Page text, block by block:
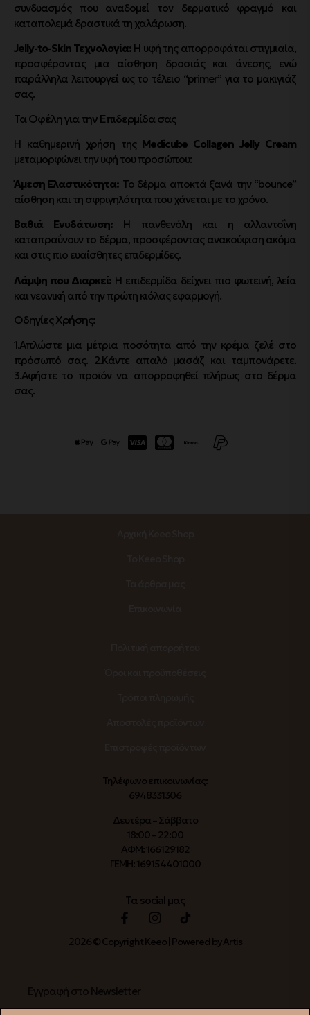
συνδυασμός που αναδομεί τον δερματικό φραγμό και
καταπολεμά δραστικά τη χαλάρωση.
Jelly-to-Skin Τεχνολογία:Η υφή της απορροφάται στιγμιαία,
προσφέροντας μια αίσθηση δροσιάς και άνεσης, ενώ
παράλληλα λειτουργεί ως το τέλειο “primer” για το μακιγιάζ
σας.
Τα Οφέλη για την Επιδερμίδα σας
Η καθημερινή χρήση της Medicube Collagen Jelly Cream
μεταμορφώνει την υφή του προσώπου:
Άμεση Ελαστικότητα: Το δέρμα αποκτά ξανά την “bounce”
αίσθηση και τη σφριγηλότητα που χάνεται με το χρόνο.
Βαθιά Ενυδάτωση:Η πανθενόλη και η αλλαντοΐνη
καταπραΰνουν το δέρμα, προσφέροντας ανακούφιση ακόμα
και στις πιο ευαίσθητες επιδερμίδες.
Λάμψη που Διαρκεί: Η επιδερμίδα δείχνει πιο φωτεινή, λεία
και νεανική από την πρώτη κιόλας εφαρμογή.
Οδηγίες Χρήσης:
1.Απλώστε μια μέτρια ποσότητα από την κρέμα ζελέ στο
πρόσωπό σας. 2.Κάντε απαλό μασάζ και ταμπονάρετε.
3.Αφήστε το προϊόν να απορροφηθεί πλήρως στο δέρμα
σας.
Τηλέφωνο επικοινωνίας:
6948331306
Δευτέρα – Σάββατο
18:00 – 22:00
ΑΦΜ: 166129182
ΓΕΜΗ: 169154401000
Τα social μας
2026 © Copyright Keeo | Powered by Artis
Εγγραφή στο Newsletter